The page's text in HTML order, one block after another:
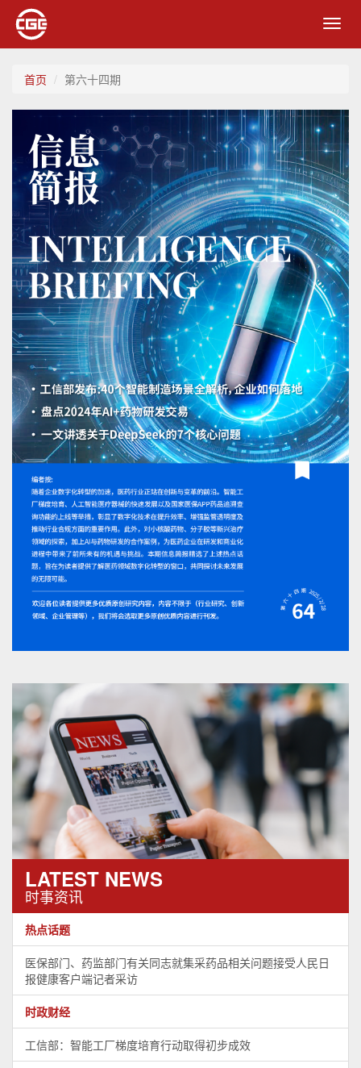
首页 第六十四期
LATEST NEWS
时事资讯
热点话题
医保部门、药监部门有关同志就集采药品相关问题接受人民日
报健康客户端记者采访
时政财经
工信部：智能工厂梯度培育行动取得初步成效